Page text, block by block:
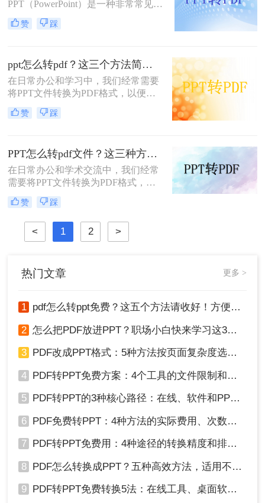
PPT（PowerPoint）是一种非常常见的
文件格式，被广泛用于展示和演示。
然而，有时我们可能需要将PPT文件
传递信息。本文将详细介绍PPT如何
转换成PDF文档，为您呈现一篇详尽
的操作指南。
赞 踩
ppt怎么转pdf？这三个方法简单易操作！
在日常办公和学习中，我们经常需要
将PPT文件转换为PDF格式，以便在
各种设备和平台上进行分享、打印或
存档。那么PPT怎么转PDF呢？本文
赞 踩
PPT怎么转pdf文件？这三种方法小白也能轻松学会！
在日常办公和学术交流中，我们经常
需要将PPT文件转换为PDF格式，以
便于分享、打印和保存。PDF格式因
其跨平台兼容性和良好的版面保持能
力，成为了许多场合下的首选格式。
那么PPT怎么转pdf文件呢？本文将介
绍PPT转PDF文件的几种常用方法，
赞 踩
< 1 2 >
热门文章 更多 >
1 pdf怎么转ppt免费？这五个方法请收好！方便又好用！
2 怎么把PDF放进PPT？职场小白快来学习这3种方法！
3 PDF改成PPT格式：5种方法按页面复杂度选择！
4 PDF转PPT免费方案：4个工具的文件限制和输出质量对比！
5 PDF转PPT的3种核心路径：在线、软件和PPT自带的适用范围！
6 PDF免费转PPT：4种方法的实际费用、次数限制和效果！
7 PDF转PPT免费用：4种途径的转换精度和排版保留能力对比！
8 PDF怎么转换成PPT？五种高效方法，适用不同场景全解析！
9 PDF转PPT免费转换5法：在线工具、桌面软件和PPT插件的优劣！